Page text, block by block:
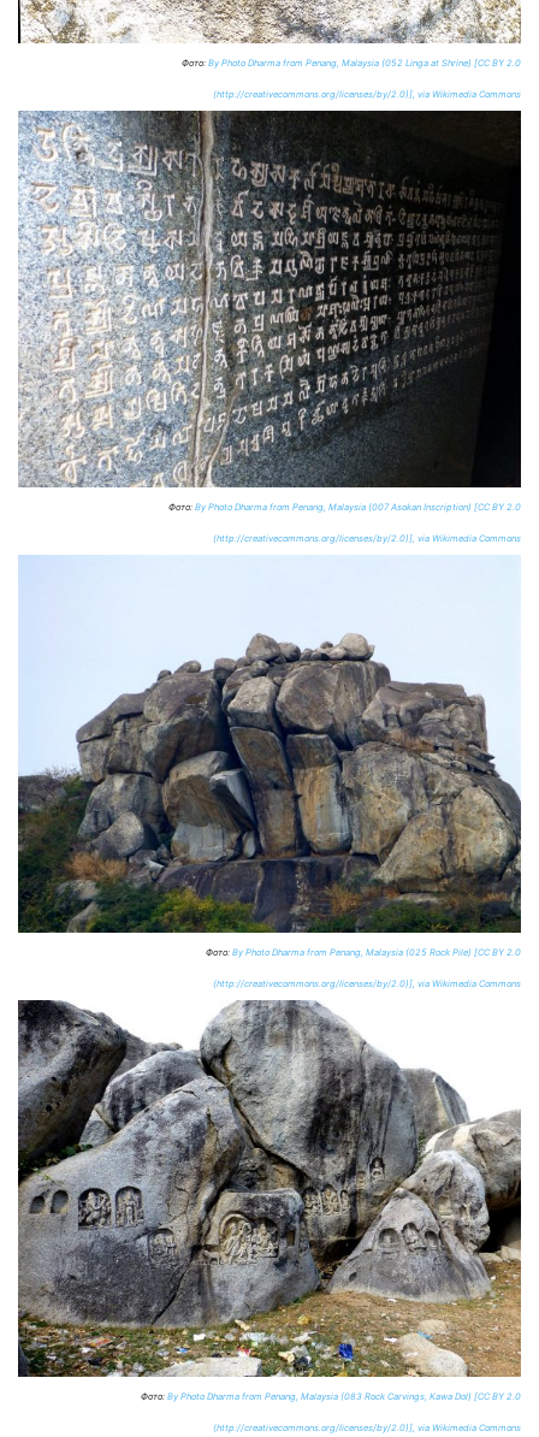
Фото: By Photo Dharma from Penang, Malaysia (052 Linga at Shrine) [CC BY 2.0
(http://creativecommons.org/licenses/by/2.0)], via Wikimedia Commons
Фото: By Photo Dharma from Penang, Malaysia (007 Asokan Inscription) [CC BY 2.0
(http://creativecommons.org/licenses/by/2.0)], via Wikimedia Commons
Фото: By Photo Dharma from Penang, Malaysia (025 Rock Pile) [CC BY 2.0
(http://creativecommons.org/licenses/by/2.0)], via Wikimedia Commons
Фото: By Photo Dharma from Penang, Malaysia (083 Rock Carvings, Kawa Dol) [CC BY 2.0
(http://creativecommons.org/licenses/by/2.0)], via Wikimedia Commons